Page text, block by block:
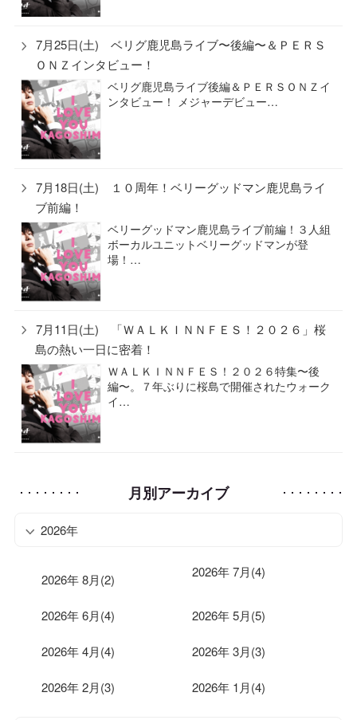
7月25日(土) ベリグ鹿児島ライブ〜後編〜＆ＰＥＲＳ
ＯＮＺインタビュー！
ベリグ鹿児島ライブ後編＆ＰＥＲＳＯＮＺイ
ンタビュー！ メジャーデビュー…
7月18日(土) １０周年！ベリーグッドマン鹿児島ライ
ブ前編！
ベリーグッドマン鹿児島ライブ前編！３人組
ボーカルユニットベリーグッドマンが登
場！…
7月11日(土) 「ＷＡＬＫＩＮＮＦＥＳ！２０２６」桜
島の熱い一日に密着！
ＷＡＬＫＩＮＮＦＥＳ！２０２６特集〜後
編〜。７年ぶりに桜島で開催されたウォーク
イ…
月別アーカイブ
2026年
2026年 8月(2) 2026年 7月(4)
2026年 6月(4) 2026年 5月(5)
2026年 4月(4) 2026年 3月(3)
2026年 2月(3) 2026年 1月(4)